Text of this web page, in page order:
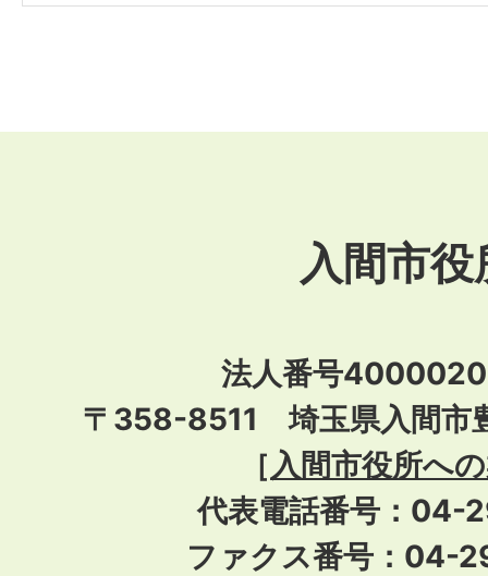
入間市役
法人番号
〒358-8511 埼玉県入間市
［入間市役所へ
代表電話番号：04-
ファクス番号：04-